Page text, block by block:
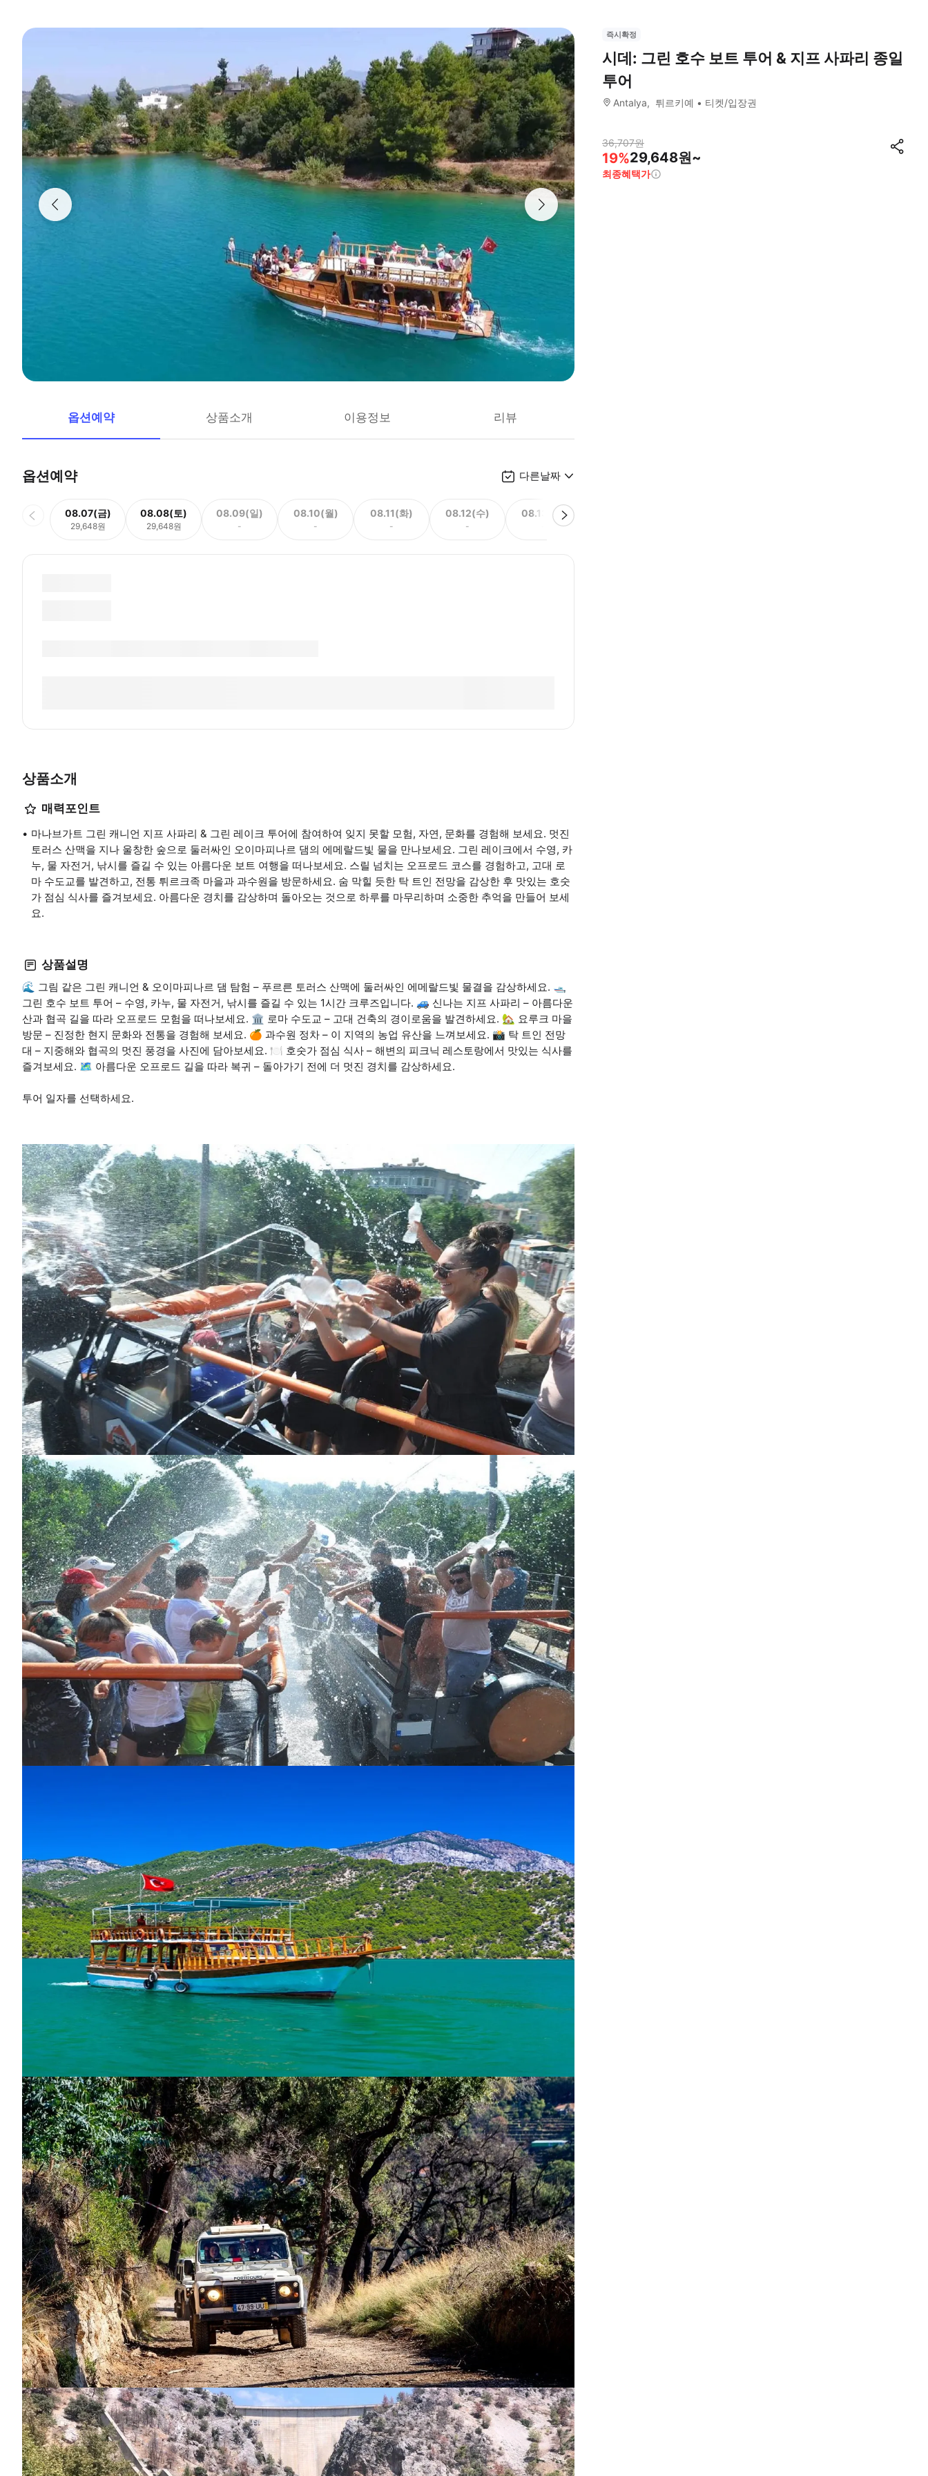
옵션예약 상품소개 이용정보 리뷰
옵션예약 다른날짜
08.07(금)
29,648원
08.08(토)
29,648원
08.09(일)
-
08.10(월)
-
08.11(화)
-
08.12(수)
-
08.13(목)
상품소개
매력포인트
마나브가트 그린 캐니언 지프 사파리 & 그린 레이크 투어에 참여하여 잊지 못할 모험, 자연, 문화를 경험해 보세요. 멋진
토러스 산맥을 지나 울창한 숲으로 둘러싸인 오이마피나르 댐의 에메랄드빛 물을 만나보세요. 그린 레이크에서 수영, 카
누, 물 자전거, 낚시를 즐길 수 있는 아름다운 보트 여행을 떠나보세요. 스릴 넘치는 오프로드 코스를 경험하고, 고대 로
마 수도교를 발견하고, 전통 튀르크족 마을과 과수원을 방문하세요. 숨 막힐 듯한 탁 트인 전망을 감상한 후 맛있는 호숫
가 점심 식사를 즐겨보세요. 아름다운 경치를 감상하며 돌아오는 것으로 하루를 마무리하며 소중한 추억을 만들어 보세
요.
상품설명
🌊 그림 같은 그린 캐니언 & 오이마피나르 댐 탐험 – 푸르른 토러스 산맥에 둘러싸인 에메랄드빛 물결을 감상하세요. 🛥
그린 호수 보트 투어 – 수영, 카누, 물 자전거, 낚시를 즐길 수 있는 1시간 크루즈입니다. 🚙 신나는 지프 사파리 – 아름다운
산과 협곡 길을 따라 오프로드 모험을 떠나보세요. 🏛 로마 수도교 – 고대 건축의 경이로움을 발견하세요. 🏡 요루크 마을
방문 – 진정한 현지 문화와 전통을 경험해 보세요. 🍊 과수원 정차 – 이 지역의 농업 유산을 느껴보세요. 📸 탁 트인 전망
대 – 지중해와 협곡의 멋진 풍경을 사진에 담아보세요. 🍽 호숫가 점심 식사 – 해변의 피크닉 레스토랑에서 맛있는 식사를
즐겨보세요. 🗺 아름다운 오프로드 길을 따라 복귀 – 돌아가기 전에 더 멋진 경치를 감상하세요.
투어 일자를 선택하세요.
즉시확정
시데: 그린 호수 보트 투어 & 지프 사파리 종일
투어
Antalya 튀르키예 티켓/입장권
36,707원
19%29,648원~
최종혜택가